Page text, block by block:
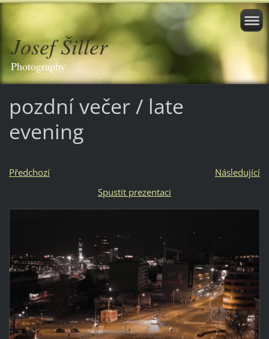
Josef Šiller
Photography
pozdní večer / late
evening
Předchozí
Následující
Spustit prezentaci